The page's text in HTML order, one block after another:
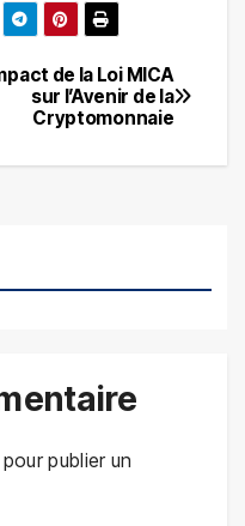
de la Loi MICA
sur l’Avenir de la
Cryptomonnaie
publier un